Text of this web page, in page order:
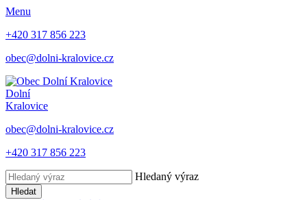
Menu
+420 317 856 223
obec@dolni-kralovice.cz
Dolní
Kralovice
obec@dolni-kralovice.cz
+420 317 856 223
Hledaný výraz
Hledat